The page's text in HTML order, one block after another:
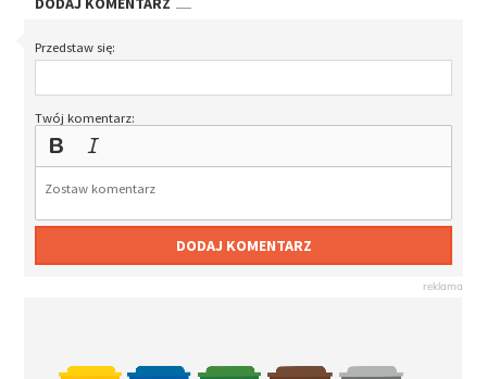
Przedstaw się:
Twój komentarz:
DODAJ KOMENTARZ